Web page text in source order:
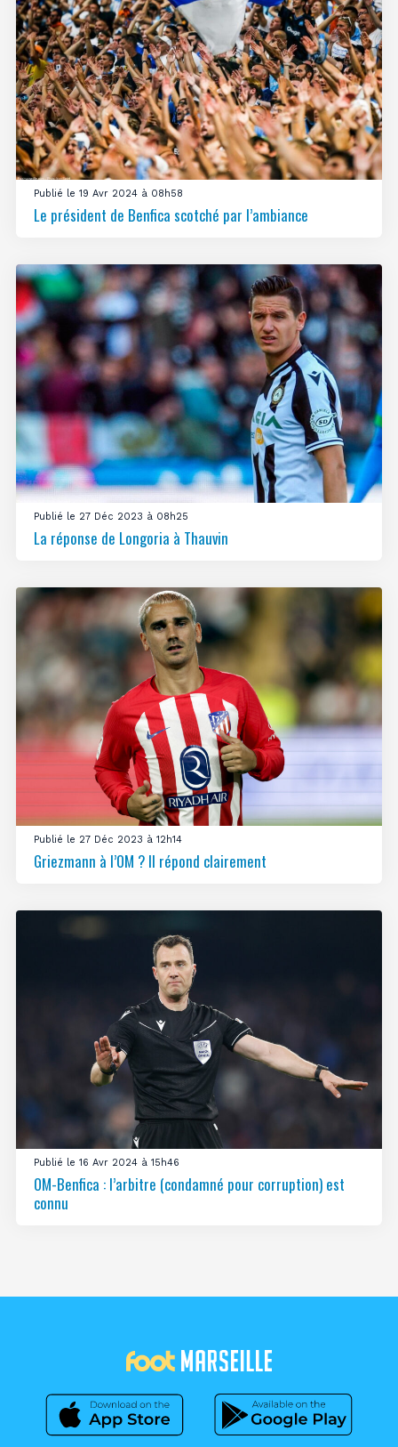
Publié le 19 Avr 2024 à 08h58
Le président de Benfica scotché par l’ambiance
Publié le 27 Déc 2023 à 08h25
La réponse de Longoria à Thauvin
Publié le 27 Déc 2023 à 12h14
Griezmann à l’OM ? Il répond clairement
Publié le 16 Avr 2024 à 15h46
OM-Benfica : l’arbitre (condamné pour corruption) est
connu